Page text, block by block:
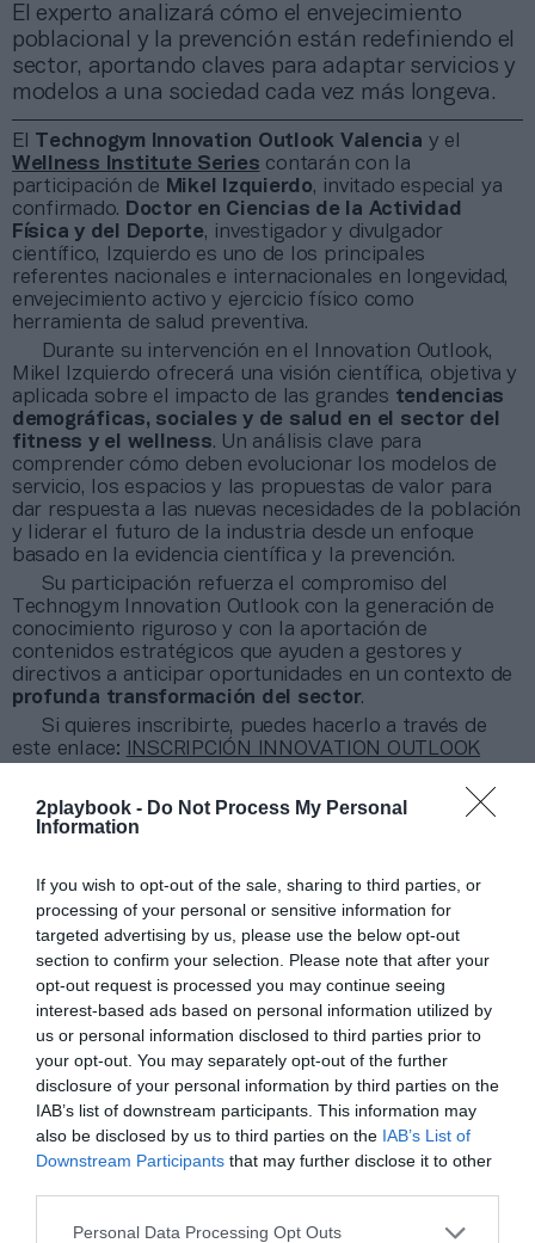
2playbook - Do Not Process My Personal
Information
If you wish to opt-out of the sale, sharing to third parties, or
processing of your personal or sensitive information for
targeted advertising by us, please use the below opt-out
section to confirm your selection. Please note that after your
opt-out request is processed you may continue seeing
interest-based ads based on personal information utilized by
us or personal information disclosed to third parties prior to
your opt-out. You may separately opt-out of the further
disclosure of your personal information by third parties on the
IAB’s list of downstream participants. This information may
also be disclosed by us to third parties on the IAB’s List of
Downstream Participants that may further disclose it to other
Personal Data Processing Opt Outs
El experto analizará cómo el envejecimiento
poblacional y la prevención están redefiniendo el
sector, aportando claves para adaptar servicios y
modelos a una sociedad cada vez más longeva.
El Technogym Innovation Outlook Valencia y el
Wellness Institute Series contarán con la
participación de Mikel Izquierdo, invitado especial ya
confirmado. Doctor en Ciencias de la Actividad
Física y del Deporte, investigador y divulgador
científico, Izquierdo es uno de los principales
referentes nacionales e internacionales en longevidad,
envejecimiento activo y ejercicio físico como
herramienta de salud preventiva.
Durante su intervención en el Innovation Outlook,
Mikel Izquierdo ofrecerá una visión científica, objetiva y
aplicada sobre el impacto de las grandes tendencias
demográficas, sociales y de salud en el sector del
fitness y el wellness. Un análisis clave para
comprender cómo deben evolucionar los modelos de
servicio, los espacios y las propuestas de valor para
dar respuesta a las nuevas necesidades de la población
y liderar el futuro de la industria desde un enfoque
basado en la evidencia científica y la prevención.
Su participación refuerza el compromiso del
Technogym Innovation Outlook con la generación de
conocimiento riguroso y con la aportación de
contenidos estratégicos que ayuden a gestores y
directivos a anticipar oportunidades en un contexto de
profunda transformación del sector.
Si quieres inscribirte, puedes hacerlo a través de
este enlace:
INSCRIPCIÓN INNOVATION OUTLOOK
Por la tarde, a partir de las 15:00 horas, en el mismo
auditorio, tendrá lugar el Wellness Institute Series, un
abrirá el programa con la conferencia inaugural sobre
longevidad funcional, que dará paso a distintas
ponencias especializadas.
Añadir2Playbookcomo fuente preferida de Google
de forma gratuita
Mantente informado con las últimas noticias de actualidad.
ACTIVAR AHORA
Compartir
Imprimir